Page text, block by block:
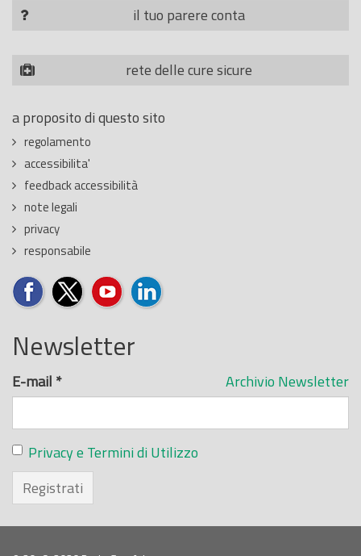
il tuo parere conta
rete delle cure sicure
a proposito di questo sito
regolamento
accessibilita'
feedback accessibilità
note legali
privacy
responsabile
Newsletter
Archivio Newsletter
E-mail *
Privacy e Termini di Utilizzo
Registrati